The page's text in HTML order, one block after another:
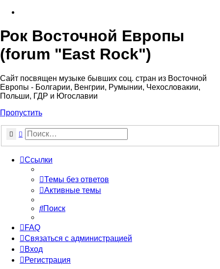
Рок Восточной Европы
(forum "East Rock")
Сайт посвящен музыке бывших соц. стран из Восточной
Европы - Болгарии, Венгрии, Румынии, Чехословакии,
Польши, ГДР и Югославии
Пропустить
ПоискРасширенный поиск
Ссылки
Темы без ответов
Активные темы
Поиск
FAQ
Связаться с администрацией
Вход
Регистрация